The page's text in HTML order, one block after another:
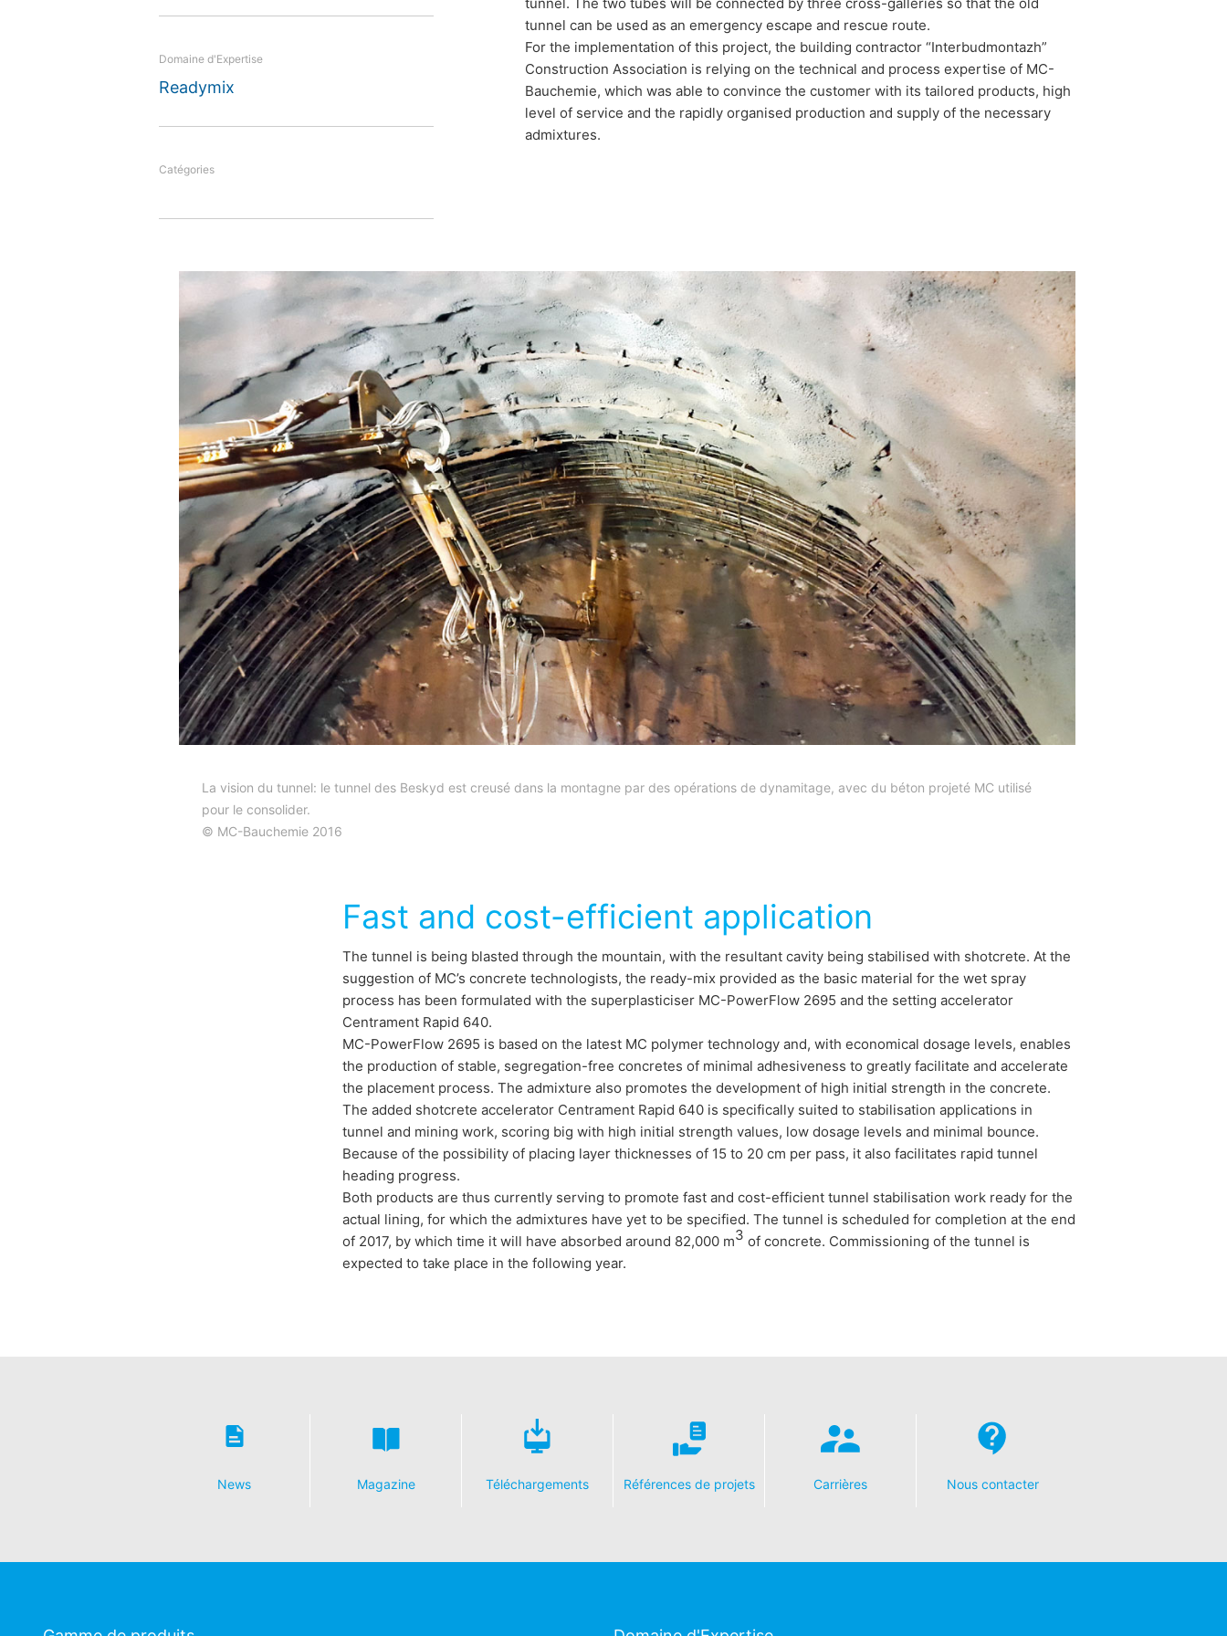
for which both the client and the contractor have placed their faith
in the concrete know-how and proven products of MC.
Domaine d'Expertise
Readymix
Catégories
tunnel can be used as an emergency escape and rescue route.
For the implementation of this project, the building contractor “Interbudmontazh”
Construction Association is relying on the technical and process expertise of MC-
Bauchemie, which was able to convince the customer with its tailored products, high
level of service and the rapidly organised production and supply of the necessary
admixtures.
La vision du tunnel: le tunnel des Beskyd est creusé dans la montagne par des opérations de dynamitage, avec du béton projeté MC utilisé
pour le consolider.
© MC-Bauchemie 2016
Fast and cost-efficient application
The tunnel is being blasted through the mountain, with the resultant cavity being stabilised with shotcrete. At the
suggestion of MC’s concrete technologists, the ready-mix provided as the basic material for the wet spray
process has been formulated with the superplasticiser MC-PowerFlow 2695 and the setting accelerator
Centrament Rapid 640.
MC-PowerFlow 2695 is based on the latest MC polymer technology and, with economical dosage levels, enables
the production of stable, segregation-free concretes of minimal adhesiveness to greatly facilitate and accelerate
the placement process. The admixture also promotes the development of high initial strength in the concrete.
The added shotcrete accelerator Centrament Rapid 640 is specifically suited to stabilisation applications in
tunnel and mining work, scoring big with high initial strength values, low dosage levels and minimal bounce.
Because of the possibility of placing layer thicknesses of 15 to 20 cm per pass, it also facilitates rapid tunnel
heading progress.
Both products are thus currently serving to promote fast and cost-efficient tunnel stabilisation work ready for the
actual lining, for which the admixtures have yet to be specified. The tunnel is scheduled for completion at the end
of 2017, by which time it will have absorbed around 82,000 m3 of concrete. Commissioning of the tunnel is
expected to take place in the following year.
News Magazine Téléchargements Références de projets Carrières Nous contacter